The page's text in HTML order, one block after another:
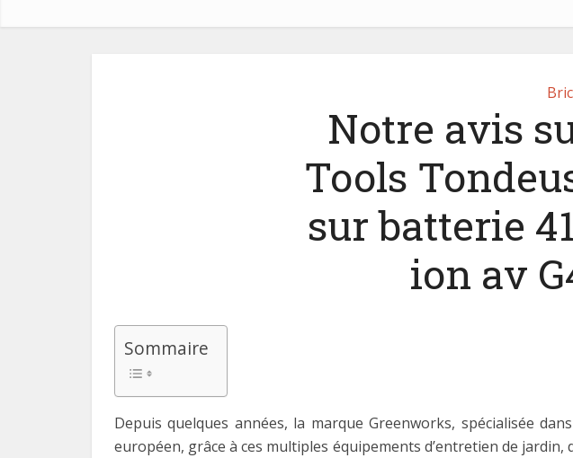
Notre avis
Tools
sur batterie
ion av
Sommaire
Depuis quelques années, la marque Greenworks, spécialisée
européen, grâce à ces multiples équipements d’entretien de